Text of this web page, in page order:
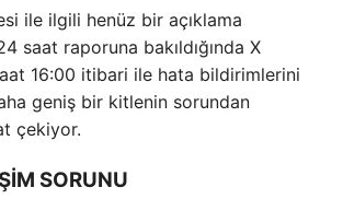
ile ilgili henüz bir açıklama
saat raporuna bakıldığında X
saat 16:00 itibari ile hata bildirimlerini
geniş bir kitlenin sorundan
çekiyor.
SORUNU